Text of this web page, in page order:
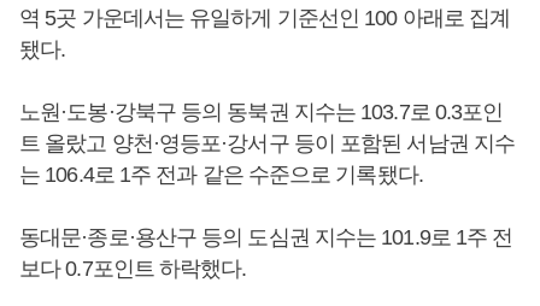
역 5곳 가운데서는 유일하게 기준선인 100 아래로 집계
됐다.
노원·도봉·강북구 등의 동북권 지수는 103.7로 0.3포인
트 올랐고 양천·영등포·강서구 등이 포함된 서남권 지수
는 106.4로 1주 전과 같은 수준으로 기록됐다.
동대문·종로·용산구 등의 도심권 지수는 101.9로 1주 전
보다 0.7포인트 하락했다.